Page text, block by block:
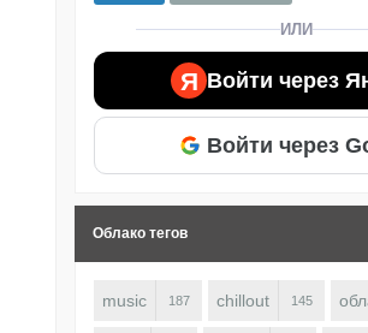
ИЛИ
Я Войти через
Войти через
Облако тегов
music 187 chillout 145